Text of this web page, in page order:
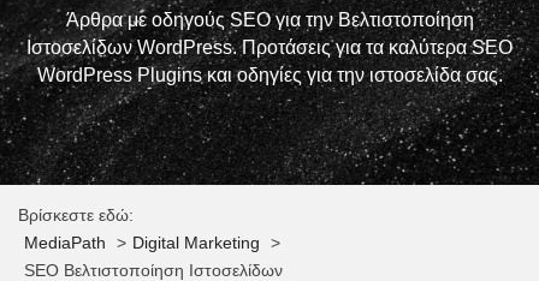
Άρθρα με οδηγούς SEO για την Βελτιστοποίηση
Ιστοσελίδων WordPress. Προτάσεις για τα καλύτερα SEO
WordPress Plugins και οδηγίες για την ιστοσελίδα σας.
Βρίσκεστε εδώ:
MediaPath
Digital Marketing
SEO Βελτιστοποίηση Ιστοσελίδων